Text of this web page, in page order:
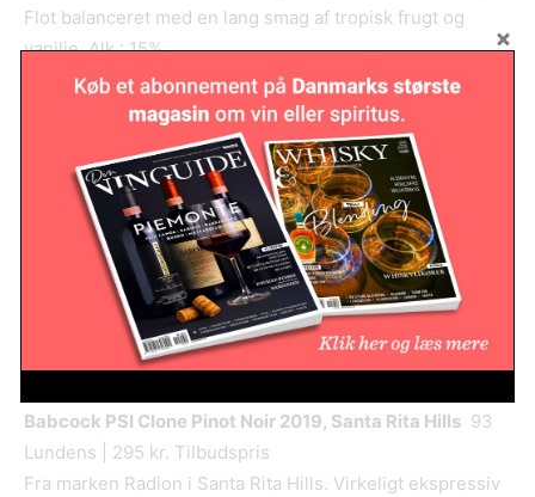
Flot balanceret med en lang smag af tropisk frugt og
vanilje. Alk.: 15%
ineAllBlocks 2020, Santa Barbara
California Wine | 295 kr. Tilbudspris
Blend af 85% grenache, 14% syrah og 1% Mourvèdre. Flot
krydret næse. Virkeligt imødekommende med runde,
bløde tanniner. En krydderbamse med masser af
solmoden frugt. Flot dybde og har meget at byde på. Alk.:
Babcock PSI Clone Pinot Noir 2019, Santa Rita Hills 93
Lundens | 295 kr. Tilbudspris
Fra marken Radion i Santa Rita Hills. Virkeligt ekspressiv